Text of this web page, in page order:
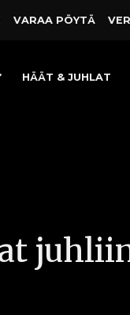
VARAA PÖYTÄ
ToggleHÄÄT & JUHLAT